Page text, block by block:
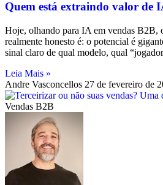
Quem está extraindo valor de
Hoje, olhando para IA em vendas B2B,
realmente honesto é: o potencial é
sinal claro de qual modelo, qual
Leia Mais »
Andre Vasconcellos 27 de fevereiro de
Vendas B2B